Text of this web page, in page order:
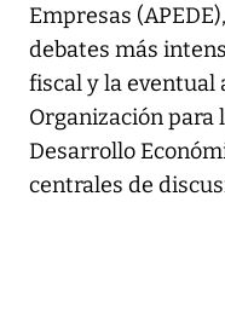
Empresas
debates más
fiscal y la eventual
Organización para
Desarrollo
centrales de